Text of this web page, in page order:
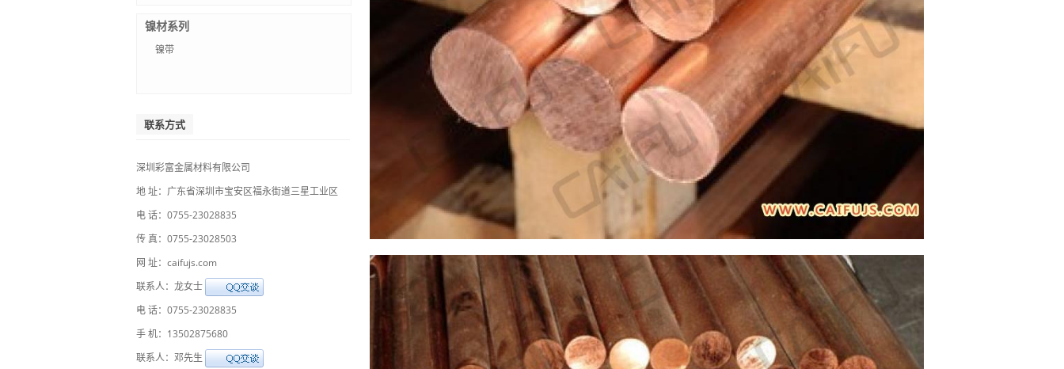
镍材系列
镍带
联系方式
深圳彩富金属材料有限公司
地 址：广东省深圳市宝安区福永街道三星工业区
电 话：0755-23028835
传 真：0755-23028503
网 址：caifujs.com
联系人：龙女士
电 话：0755-23028835
手 机：13502875680
联系人：邓先生